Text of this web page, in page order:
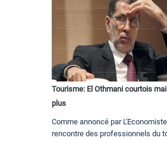
Tourisme: El Othmani courtois
plus
Comme annoncé par
rencontre des professionnels du